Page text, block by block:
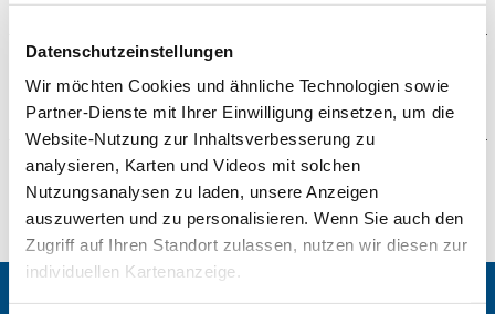
Datenschutzeinstellungen
Wir möchten Cookies und ähnliche Technologien sowie
Partner-Dienste mit Ihrer Einwilligung einsetzen, um die
Website-Nutzung zur Inhaltsverbesserung zu
analysieren, Karten und Videos mit solchen
Nutzungsanalysen zu laden, unsere Anzeigen
auszuwerten und zu personalisieren. Wenn Sie auch den
Zugriff auf Ihren Standort zulassen, nutzen wir diesen zur
individuellen Kartenanzeige.
Weitere Angebote
Berufsvorbereitende Bildungsmaßnahmen (BvB)
Galerie
Internationaler Bund